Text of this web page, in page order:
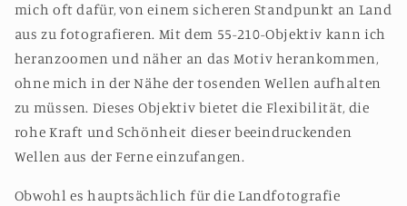
mich oft dafür, von einem sicheren Standpunkt an Land
aus zu fotografieren. Mit dem 55-210-Objektiv kann ich
heranzoomen und näher an das Motiv herankommen,
ohne mich in der Nähe der tosenden Wellen aufhalten
zu müssen. Dieses Objektiv bietet die Flexibilität, die
rohe Kraft und Schönheit dieser beeindruckenden
Wellen aus der Ferne einzufangen.
Obwohl es hauptsächlich für die Landfotografie